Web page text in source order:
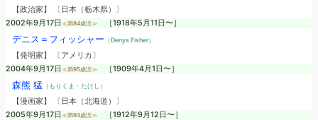
【政治家】 〔日本（栃木県）〕
2002年9月17日 ≪満84歳没≫ ［1918年5月11日〜］
デニス＝フィッシャー （Denys Fisher）
【発明家】 〔アメリカ〕
2004年9月17日 ≪満95歳没≫ ［1909年4月1日〜］
森熊 猛（もりくま・たけし）
【漫画家】 〔日本（北海道）〕
2005年9月17日 ≪満93歳没≫ ［1912年9月12日〜］